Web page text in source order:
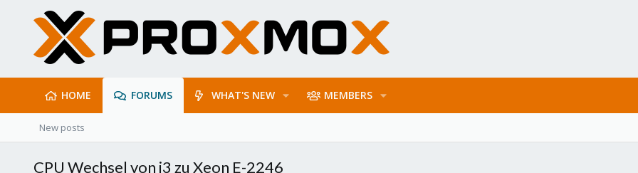
HOME FORUMS WHAT'S NEW MEMBERS
New posts
CPU Wechsel von i3 zu Xeon E-2246